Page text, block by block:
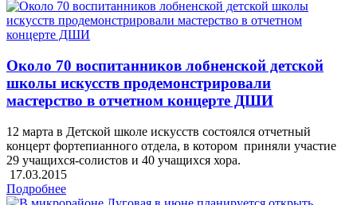
Около 70 воспитанников лобненской детской
школы искусств продемонстрировали
мастерство в отчетном концерте ДШИ
12 марта в Детской школе искусств состоялся отчетный
концерт фортепианного отдела, в котором приняли участие
29 учащихся-солистов и 40 учащихся хора.
17.03.2015
Подробнее